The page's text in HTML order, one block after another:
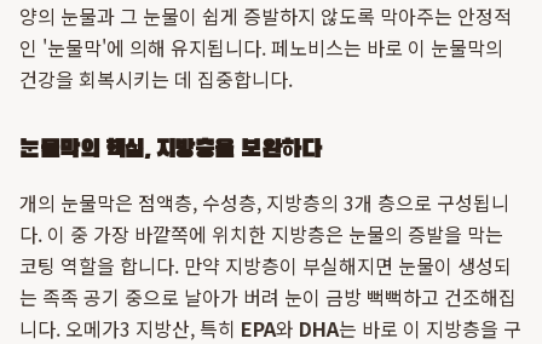
양의 눈물과 그 눈물이 쉽게 증발하지 않도록 막아주는 안정적
인 '눈물막'에 의해 유지됩니다. 페노비스는 바로 이 눈물막의
건강을 회복시키는 데 집중합니다.
눈물막의 핵심, 지방층을 보완하다
개의 눈물막은 점액층, 수성층, 지방층의 3개 층으로 구성됩니
다. 이 중 가장 바깥쪽에 위치한 지방층은 눈물의 증발을 막는
코팅 역할을 합니다. 만약 지방층이 부실해지면 눈물이 생성되
는 족족 공기 중으로 날아가 버려 눈이 금방 뻑뻑하고 건조해집
니다. 오메가3 지방산, 특히 EPA와 DHA는 바로 이 지방층을 구